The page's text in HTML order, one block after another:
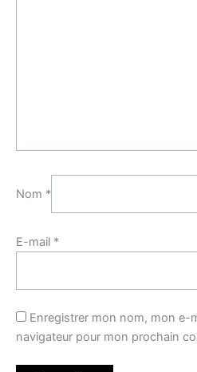
Nom *
E-mail *
Enregistrer mon nom, mon e-
navigateur pour mon prochain